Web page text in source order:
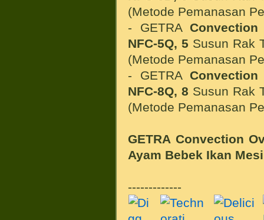
(Metode Pemanasan
- GETRA
NFC-5Q,5 Susun Rak
(Metode Pemanasan
- GETRA
NFC-8Q,8 Susun Rak
(Metode Pemanasan
GETRA Convection
Ayam Bebek Ikan
-------------